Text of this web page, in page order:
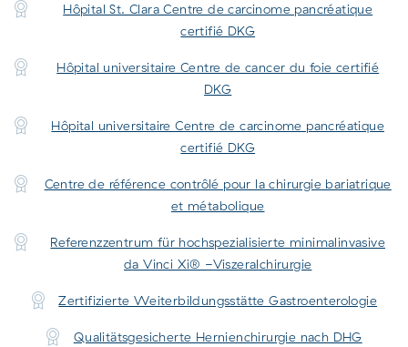
Hôpital St. Clara Centre de carcinome pancréatique
certifié DKG
Hôpital universitaire Centre de cancer du foie certifié
DKG
Hôpital universitaire Centre de carcinome pancréatique
certifié DKG
Centre de référence contrôlé pour la chirurgie bariatrique
et métabolique
Referenzzentrum für hochspezialisierte minimalinvasive
da Vinci Xi® -Viszeralchirurgie
Zertifizierte Weiterbildungsstätte Gastroenterologie
Qualitätsgesicherte Hernienchirurgie nach DHG